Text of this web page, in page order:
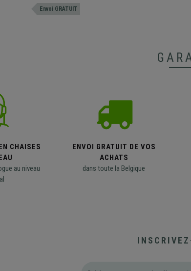
Envoi GRATUIT
CHAISES
au niveau
ENVOI GRATUIT DE VOS
ACHATS
dans toute la Belgique